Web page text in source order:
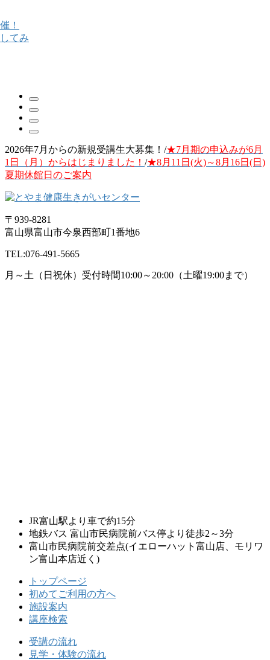
2026年7月からの新規受講生大募集！/★7月期の申込みが6月
1日（月）からはじまりました！ /★8月11日(火)～8月16日(日)
夏期休館日のご案内
〒939-8281
富山県富山市今泉西部町1番地6
TEL:076-491-5665
月～土（日祝休）受付時間10:00～20:00 （土曜19:00まで）
JR富山駅より車で約15分
地鉄バス 富山市民病院前バス停より徒歩2～3分
富山市民病院前交差点(イエローハット富山店、モリワ
ン富山本店近く)
トップページ
初めてご利用の方へ
施設案内
講座検索
受講の流れ
見学・体験の流れ